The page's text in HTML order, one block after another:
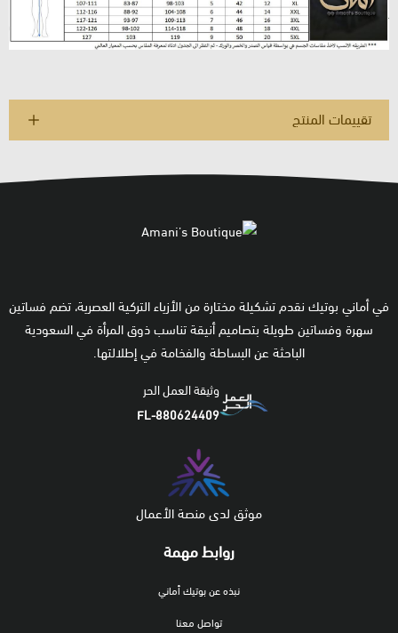
تقييمات المنتج
روابط مهمة
نبذه عن بوتيك أماني
تواصل معنا
في أماني بوتيك نقدم تشكيلة مختارة من الأزياء التركية العصرية، تضم فساتين
سهرة وفساتين طويلة بتصاميم أنيقة تناسب ذوق المرأة في السعودية
الباحثة عن البساطة والفخامة في إطلالتها.
وثيقة العمل الحر
FL-880624409
موثق لدى منصة الأعمال